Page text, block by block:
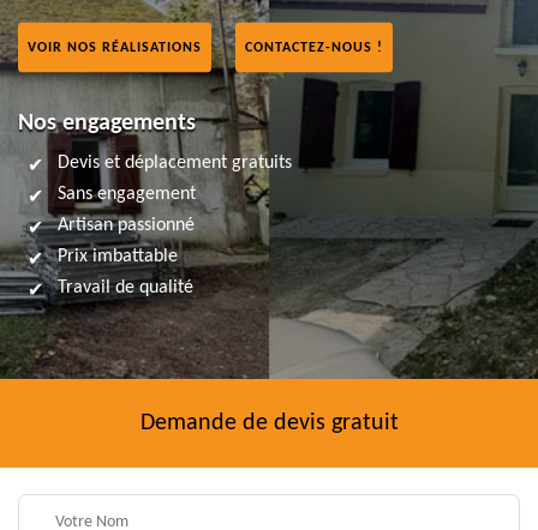
VOIR NOS RÉALISATIONS CONTACTEZ-NOUS !
Nos engagements
Devis et déplacement gratuits
Sans engagement
Artisan passionné
Prix imbattable
Travail de qualité
Demande de devis gratuit